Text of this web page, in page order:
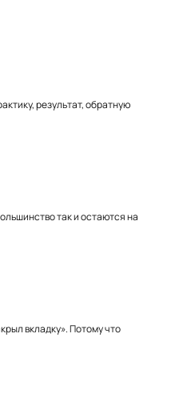
результат, обратную
так и остаются на
вкладку». Потому что